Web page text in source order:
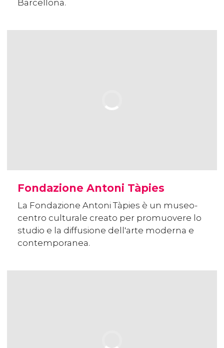
Barcellona.
Fondazione Antoni Tàpies
La Fondazione Antoni Tàpies è un museo-
centro culturale creato per promuovere lo
studio e la diffusione dell'arte moderna e
contemporanea.